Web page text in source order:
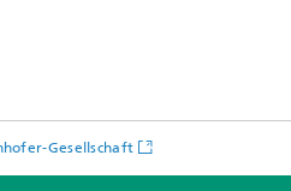
Gesellschaft